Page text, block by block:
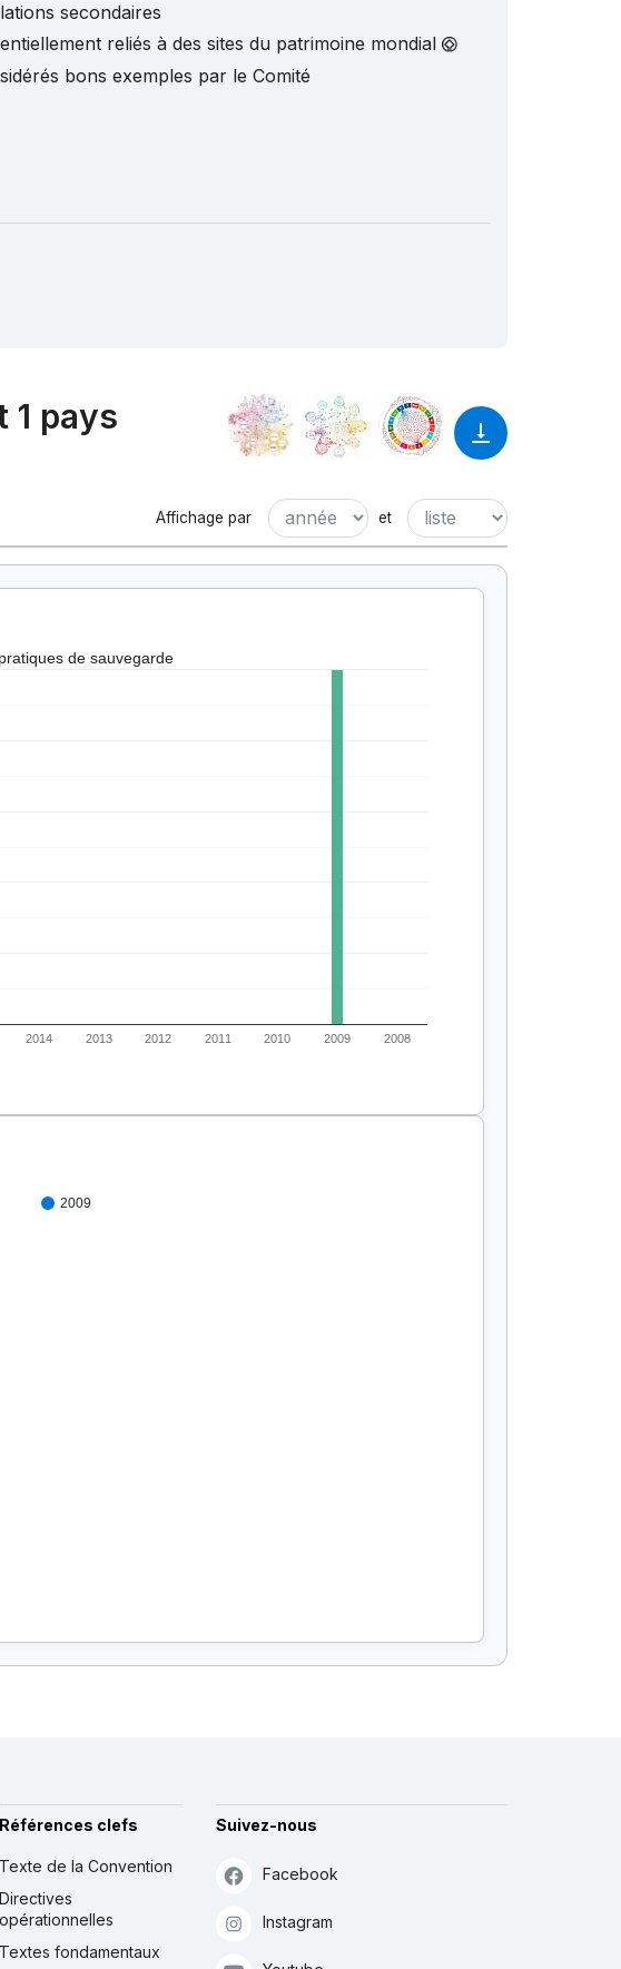
secondaires
reliés à des sites du patrimoine mondial
bons exemples par le Comité
1 pays
Affichage par et
de sauvegarde
2014 2013 2012 2011 2010 2009 2008
2009
Références clefs
Texte de la Convention
Directives
opérationnelles
Textes fondamentaux
Suivez-nous
Facebook
Instagram